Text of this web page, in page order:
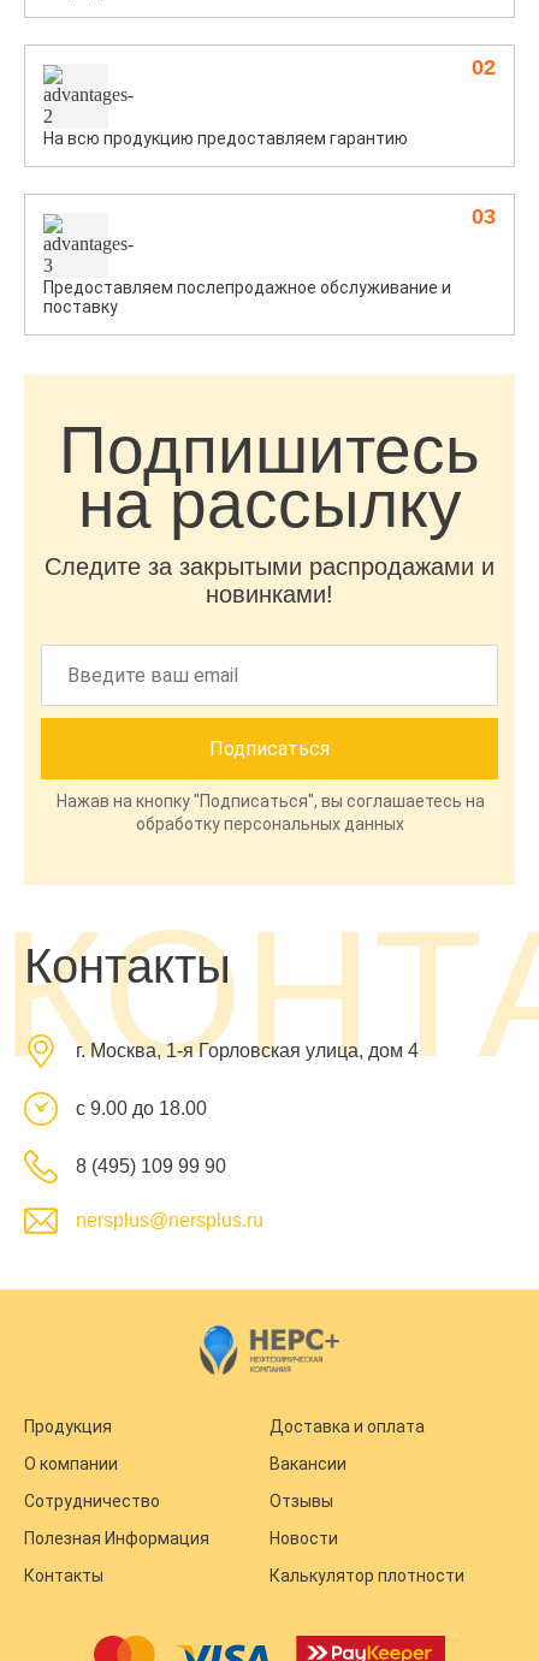
На всю продукцию предоставляем гарантию
02
Предоставляем послепродажное обслуживание и
поставку
03
Подпишитесь
на рассылку
Следите за закрытыми распродажами и
новинками!
Нажав на кнопку "Подписаться", вы соглашаетесь на
обработку персональных данных
Контакты
г. Москва, 1-я Горловская улица, дом 4
с 9.00 до 18.00
8 (495) 109 99 90
nersplus@nersplus.ru
Продукция
Доставка и оплата
О компании
Вакансии
Сотрудничество
Отзывы
Полезная Информация
Новости
Контакты
Калькулятор плотности